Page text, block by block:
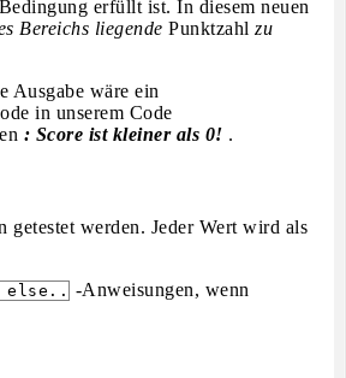
erfüllt ist. In diesem neuen
Bereichs liegende Punktzahl zu
Ausgabe wäre ein
in unserem Code
: Score ist kleiner als 0! .
werden. Jeder Wert wird als
-Anweisungen, wenn